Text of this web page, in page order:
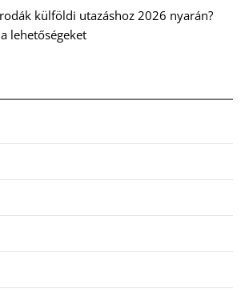
külföldi utazáshoz 2026 nyarán?
lehetőségeket